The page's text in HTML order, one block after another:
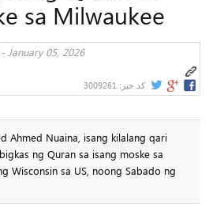
sa Milwaukee
- January 05, 2026
کد خبر: 3009261
Ahmed Nuaina, isang kilalang qari
ng Quran sa isang moske sa
Wisconsin sa US, noong Sabado ng